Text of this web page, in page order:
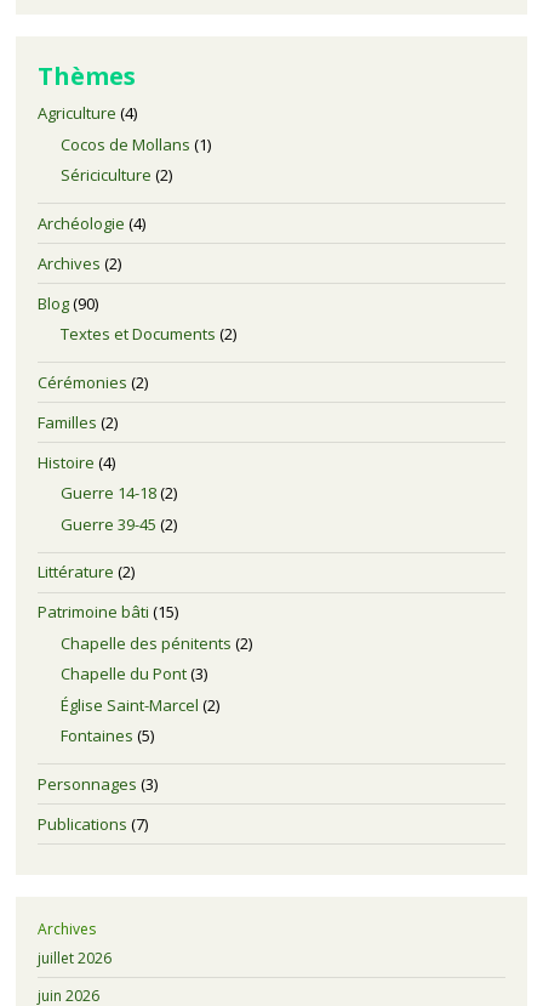
Thèmes
Agriculture (4)
Cocos de Mollans (1)
Sériciculture (2)
Archéologie (4)
Archives (2)
Blog(90)
Textes et Documents (2)
Cérémonies (2)
Familles (2)
Histoire (4)
Guerre 14-18(2)
Guerre 39-45 (2)
Littérature (2)
Patrimoine bâti (15)
Chapelle des pénitents (2)
Chapelle du Pont(3)
Église Saint-Marcel (2)
Fontaines (5)
Personnages (3)
Publications (7)
Archives
juillet 2026
juin 2026